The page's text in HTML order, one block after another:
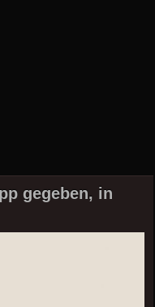
gegeben, in